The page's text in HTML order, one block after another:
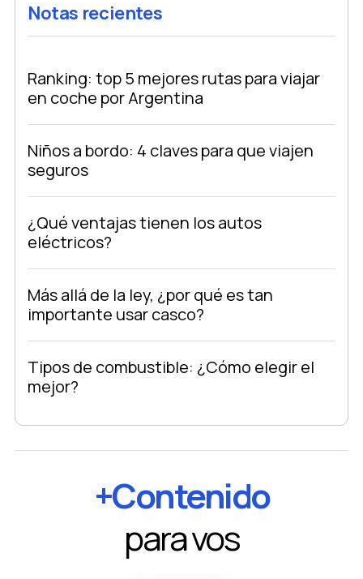
Notas recientes
Ranking: top 5 mejores rutas para viajar
en coche por Argentina
Niños a bordo: 4 claves para que viajen
seguros
¿Qué ventajas tienen los autos
eléctricos?
Más allá de la ley, ¿por qué es tan
importante usar casco?
Tipos de combustible: ¿Cómo elegir el
mejor?
+Contenido
para vos